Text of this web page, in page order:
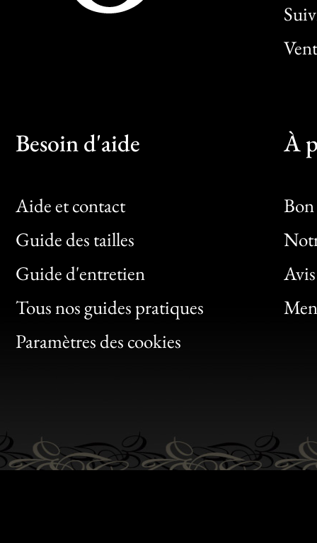
Besoin d'aide
Aide et contact
Guide des tailles
Guide d'entretien
Tous nos guides pratiques
Paramètres des cookies
À
Bon
Clic